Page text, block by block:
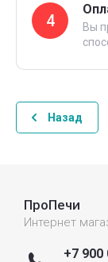
4
Вы
Назад
ПроПечи
Интернет
+7 900